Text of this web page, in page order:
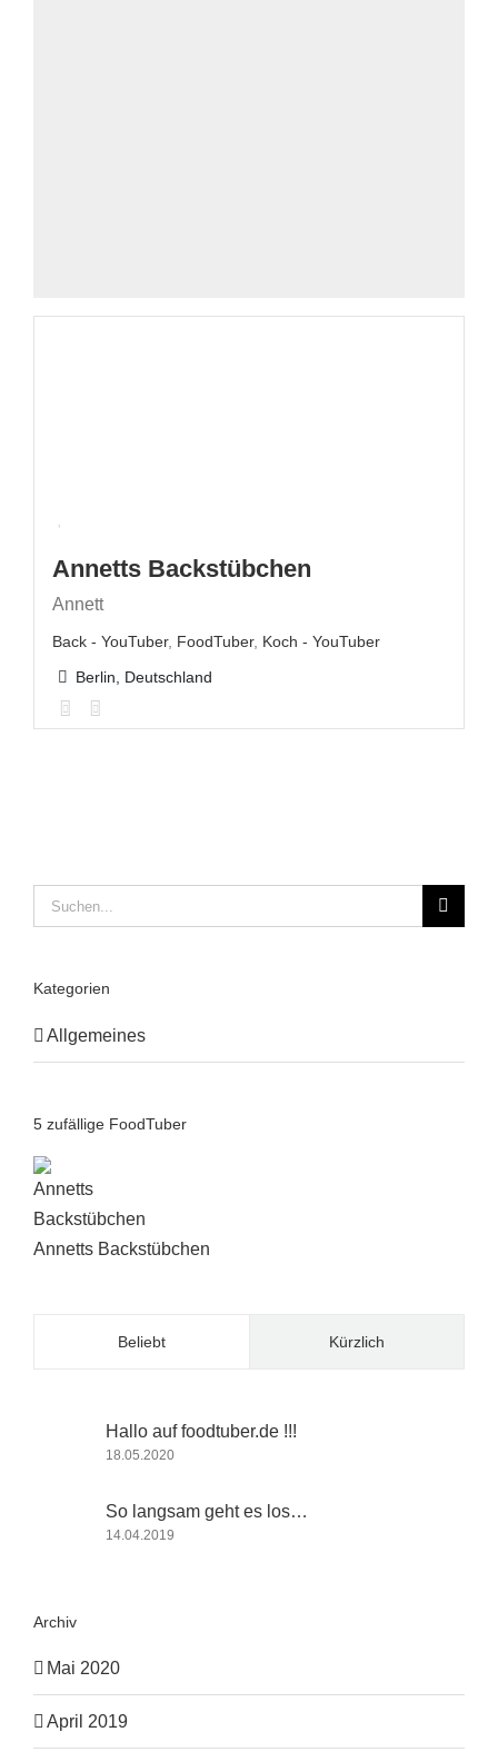
Annetts Backstübchen
Annett
Back - YouTuber, FoodTuber, Koch - YouTuber
Berlin, Deutschland
Suche
nach:
Kategorien
Allgemeines
5 zufällige FoodTuber
Annetts Backstübchen
Beliebt Kürzlich
Hallo auf foodtuber.de !!!
18.05.2020
So langsam geht es los…
14.04.2019
Archiv
Mai 2020
April 2019